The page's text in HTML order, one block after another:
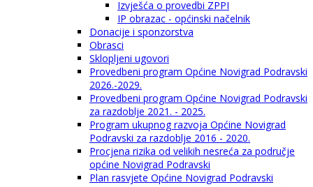
Izvješća o provedbi ZPPI
IP obrazac - općinski načelnik
Donacije i sponzorstva
Obrasci
Sklopljeni ugovori
Provedbeni program Općine Novigrad Podravski
2026.-2029.
Provedbeni program Općine Novigrad Podravski
za razdoblje 2021. - 2025.
Program ukupnog razvoja Općine Novigrad
Podravski za razdoblje 2016 - 2020.
Procjena rizika od velikih nesreća za područje
općine Novigrad Podravski
Plan rasvjete Općine Novigrad Podravski